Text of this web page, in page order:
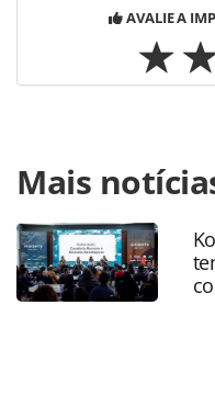
AVALIE A
https://
confirma-que-
evoluindo_213283.html
página. Todo o conteúdo
Editora é protegido pela
autoral. Não reproduza
Mais